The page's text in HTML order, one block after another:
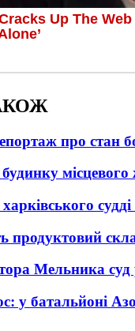
про стан
продуктовий
Мельника суд
у батальйоні